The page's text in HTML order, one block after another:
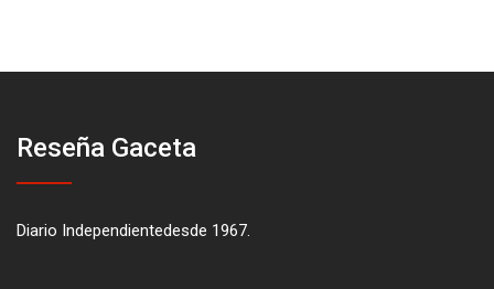
Reseña Gaceta
Diario Independientedesde 1967.